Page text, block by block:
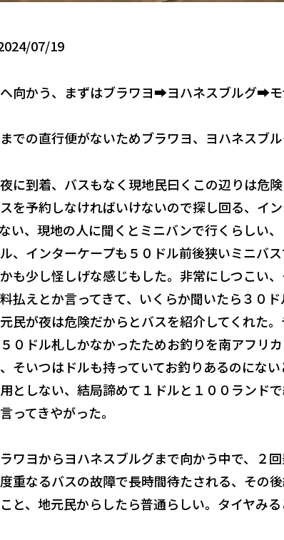
07/19
向かう、まずはブラワヨ➡️ヨハネスブルグ➡️モ
での直行便がないためブラワヨ、ヨハネスブル
に到着、バスもなく現地民曰くこの辺りは危
を予約しなければいけないので探し回る、イ
い、現地の人に聞くとミニバンで行くらしい
、インターケープも５０ドル前後狭いミニバ
も少し怪しげな感じもした。非常にしつこい
払えとか言ってきて、いくらか聞いたら３０ド
民が夜は危険だからとバスを紹介してくれた
０ドル札しかなかったためお釣りを南アフリ
そいつはドルも持っていてお釣りあるのにな
としない、結局諦めて１ドルと１００ランド
ってきやがった。
ワヨからヨハネスブルグまで向かう中で、２
重なるバスの故障で長時間待たされる、その
と、地元民からしたら普通らしい。タイヤみ